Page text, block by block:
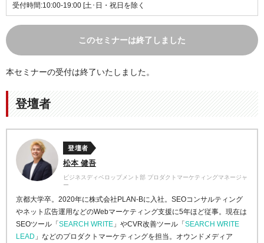
受付時間:10:00-19:00 [土･日・祝日を除く
このセミナーは終了しました
本セミナーの受付は終了いたしました。
登壇者
登壇者
松本 健吾
ビジネスディベロップメント部 プロダクトマーケティングマネージャ
ー
京都大学卒。2020年に株式会社PLAN-Bに入社。SEOコンサルティング
やネット広告運用などのWebマーケティング支援に5年ほど従事。現在は
SEOツール「SEARCH WRITE 」やCVR改善ツール「SEARCH WRITE
LEAD 」などのプロダクトマーケティングを担当。オウンドメディア